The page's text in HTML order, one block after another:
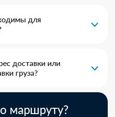
для
доставки или
груза?
маршруту?